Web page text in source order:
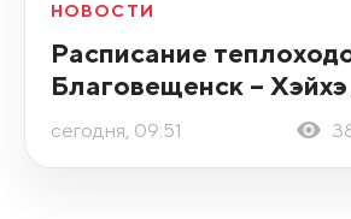
НОВОСТИ
Расписание
Благовещенск –
сегодня, 09:51